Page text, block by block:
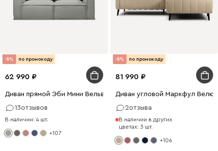
-8% по промокоду
62 990
Диван прямой Эби Мини Вельвет Светло-серый
13отзывов
В наличии: 4 шт.
+107
-8% по промокоду
81 990
Диван угловой Маркфул
2отзыва
В наличии в других
цветах: 3 шт.
+106